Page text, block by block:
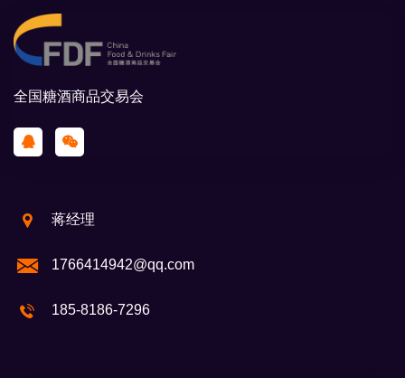
全国糖酒商品交易会
蒋经理
1766414942@qq.com
185-8186-7296